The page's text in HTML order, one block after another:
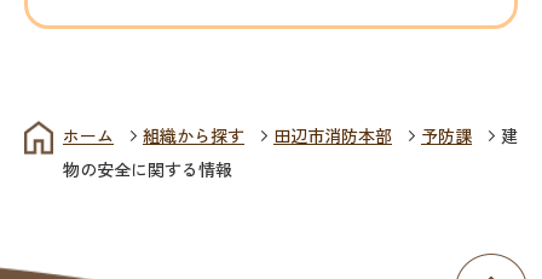
ホーム 組織から探す 田辺市消防本部 予防課
建
物の安全に関する情報